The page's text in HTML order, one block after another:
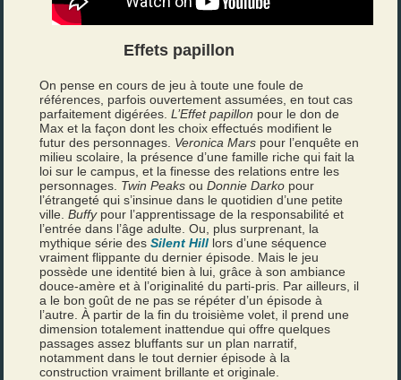
Effets papillon
On pense en cours de jeu à toute une foule de
références, parfois ouvertement assumées, en tout cas
parfaitement digérées.L’Effet papillon pour le don de
Max et la façon dont les choix effectués modifient le
futur des personnages. Veronica Mars pour l’enquête en
milieu scolaire, la présence d’une famille riche qui fait la
loi sur le campus, et la finesse des relations entre les
personnages. Twin Peaks ouDonnie Darko pour
l’étrangeté qui s’insinue dans le quotidien d’une petite
ville.Buffypour l’apprentissage de la responsabilité et
l’entrée dans l’âge adulte. Ou, plus surprenant, la
mythique série desSilent Hill lors d’une séquence
vraiment flippante du dernier épisode. Mais le jeu
possède une identité bien à lui, grâce à son ambiance
douce-amère et à l’originalité du parti-pris. Par ailleurs, il
a le bon goût de ne pas se répéter d’un épisode à
l’autre. À partir de la fin du troisième volet, il prend une
dimension totalement inattendue qui offre quelques
passages assez bluffants sur un plan narratif,
notamment dans le tout dernier épisode à la
construction vraiment brillante et originale.